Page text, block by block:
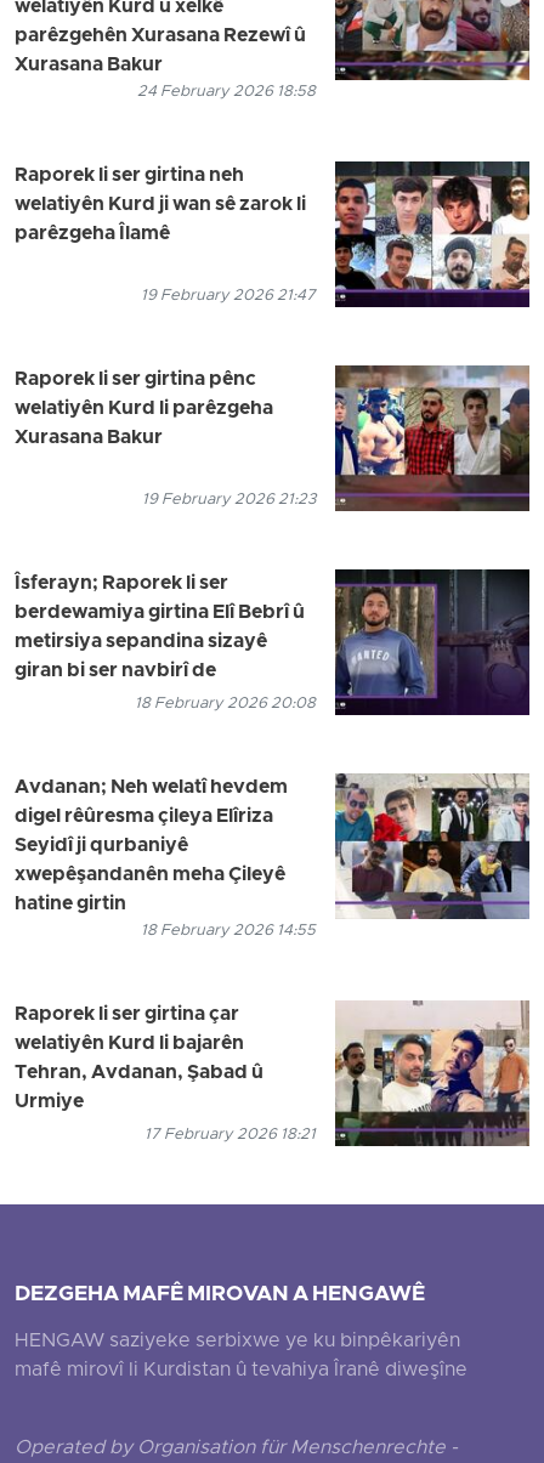
welatiyên Kurd û xelkê
parêzgehên Xurasana Rezewî û
Xurasana Bakur
24 February 2026 18:58
Raporek li ser girtina neh
welatiyên Kurd ji wan sê zarok li
parêzgeha Îlamê
19 February 2026 21:47
Raporek li ser girtina pênc
welatiyên Kurd li parêzgeha
Xurasana Bakur
19 February 2026 21:23
Îsferayn; Raporek li ser
berdewamiya girtina Elî Bebrî û
metirsiya sepandina sizayê
giran bi ser navbirî de
18 February 2026 20:08
Avdanan; Neh welatî hevdem
digel rêûresma çileya Elîriza
Seyidî ji qurbaniyê
xwepêşandanên meha Çileyê
hatine girtin
18 February 2026 14:55
Raporek li ser girtina çar
welatiyên Kurd li bajarên
Tehran, Avdanan, Şabad û
Urmiye
17 February 2026 18:21
DEZGEHA MAFÊ MIROVAN A HENGAWÊ
HENGAW saziyeke serbixwe ye ku binpêkariyên
mafê mirovî li Kurdistan û tevahiya Îranê diweşîne
Operated by Organisation für Menschenrechte -